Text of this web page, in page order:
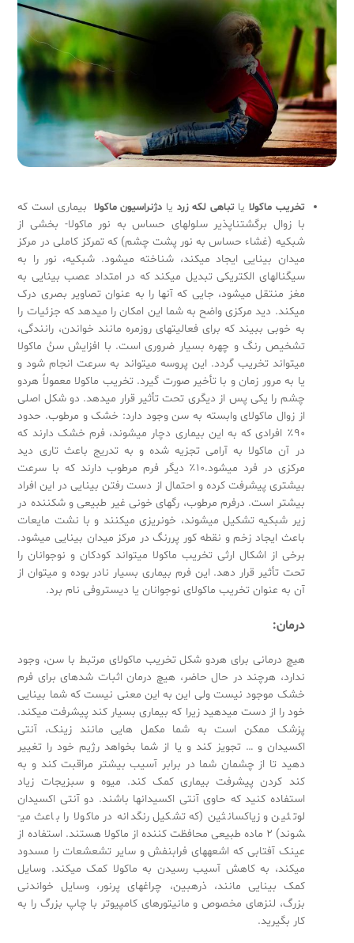
تخریب ماکولایاتباهی لکه زرد یا دژنراسیون ماکولا بیماری است که
با زوال برگشت­ناپذیر سلولهای حساس به نور ماکولا- بخشی از
شبکیه (غشاء حساس به نور پشت چشم) که تمرکز کاملی در مرکز
میدان بینایی ایجاد می­کند، شناخته می­شود. شبکیه، نور را به
سیگنال­های الکتریکی تبدیل می­کند که در امتداد عصب بینایی به
مغز منتقل می­شود، جایی که آنها را به عنوان تصاویر بصری درک
می­کند. دید مرکزی واضح به شما این امکان را می­دهد که جزئیات را
به خوبی ببیند که برای فعالیت­های روزمره مانند خواندن، رانندگی،
تشخیص رنگ و چهره بسیار ضروری است. با افزایش سنُ ماکولا
می­تواند تخریب گردد. این پروسه می­تواند به سرعت انجام شود و
یا به مرور زمان و با تأخیر صورت گیرد. تخریب ماکولا معمولاً هردو
چشم را یکی پس از دیگری تحت تأثیر قرار می­دهد. دو شکل اصلی
از زوال ماکولای وابسته به سن وجود دارد: خشک و مرطوب. حدود
۹۰٪ افرادی که به این بیماری دچار می­شوند، فرم خشک دارند که
در آن ماکولا به آرامی تجزیه شده و به تدریج باعث تاری دید
مرکزی در فرد می­شود.۱۰٪ دیگر فرم مرطوب دارند که با سرعت
بیشتری پیشرفت کرده و احتمال از دست رفتن بینایی در این افراد
بیشتر است. درفرم مرطوب، رگ­های خونی غیر طبیعی و شکننده در
زیر شبکیه تشکیل می­شوند، خونریزی می­کنند و با نشت مایعات
باعث ایجاد زخم و نقطه کور پررنگ در مرکز میدان بینایی می­شود.
برخی از اشکال ارثی تخریب ماکولا می­تواند کودکان و نوجوانان را
تحت تأثیر قرار دهد. این فرم بیماری بسیار نادر بوده و می­توان از
آن به عنوان تخریب ماکولای نوجوانان یا دیستروفی نام برد.
درمان:
هیچ درمانی برای هردو شکل تخریب ماکولای مرتبط با سن، وجود
ندارد، هرچند در حال حاضر، هیچ درمان اثبات شده­ای برای فرم
خشک موجود نیست ولی این به این معنی نیست که شما بینایی
خود را از دست می­دهید زیرا که بیماری بسیار کند پیشرفت می­کند.
پزشک ممکن است به شما مکمل ­هایی مانند زینک، آنتی
اکسیدان و … تجویز کند و یا از شما بخواهد رژیم خود را تغییر
دهید تا از چشمان شما در برابر آسیب بیشتر مراقبت کند و به
کند کردن پیشرفت بیماری کمک کند. میوه و سبزیجات زیاد
استفاده کنید که حاوی آنتی اکسیدان­ها باشند. دو آنتی اکسیدان
لوتئین و زياكسانثين (که تشکیل رنگدانه در ماکولا را باعث می­
شوند) ۲ ماده طبیعی محافظت کننده از ماکولا هستند. استفاده از
عینک آفتابی که اشعه­های فرابنفش و سایر تشعشعات را مسدود
می­کند، به کاهش آسیب رسیدن به ماکولا کمک می­کند. وسایل
کمک بینایی مانند، ذره­بین، چراغ­های پرنور، وسایل خواندنی
بزرگ، لنز­های مخصوص و مانیتورهای کامپیوتر با چاپ بزرگ را به
کار بگیرید.